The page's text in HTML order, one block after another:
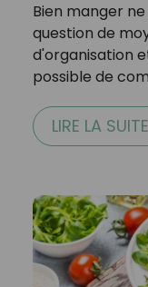
Bien manger
question de
d'organisation
possible de
LIRE LA SUITE